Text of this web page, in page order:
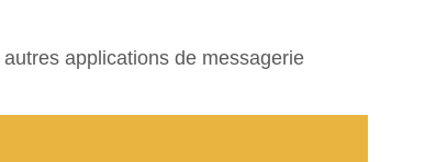
applications de messagerie